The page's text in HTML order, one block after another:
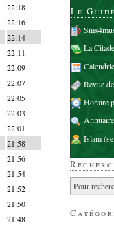
22:18
22:16
22:14
22:11
22:09
22:07
22:05
22:03
22:01
21:58
21:56
21:54
21:52
21:50
21:48
Le
La
Revue
Horaire
Islam